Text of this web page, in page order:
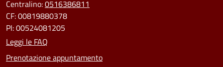
Centralino:0516386811
CF: 00819880378
PI: 00524081205
Leggi le FAQ
Prenotazione appuntamento